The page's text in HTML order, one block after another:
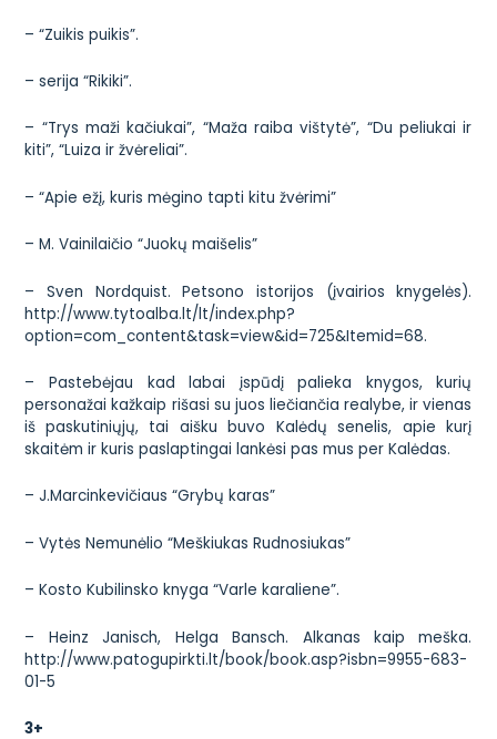
– “Zuikis puikis”.
– serija “Rikiki”.
– “Trys maži kačiukai”, “Maža raiba vištytė”, “Du peliukai ir
kiti”, “Luiza ir žvėreliai”.
– “Apie ežį, kuris mėgino tapti kitu žvėrimi”
– M. Vainilaičio “Juokų maišelis”
– Sven Nordquist. Petsono istorijos (įvairios knygelės).
http://www.tytoalba.lt/lt/index.php?
option=com_content&task=view&id=725&Itemid=68.
– Pastebėjau kad labai įspūdį palieka knygos, kurių
personažai kažkaip rišasi su juos liečiančia realybe, ir vienas
iš paskutiniųjų, tai aišku buvo Kalėdų senelis, apie kurį
skaitėm ir kuris paslaptingai lankėsi pas mus per Kalėdas.
– J.Marcinkevičiaus “Grybų karas”
– Vytės Nemunėlio “Meškiukas Rudnosiukas”
– Kosto Kubilinsko knyga “Varle karaliene”.
– Heinz Janisch, Helga Bansch. Alkanas kaip meška.
http://www.patogupirkti.lt/book/book.asp?isbn=9955-683-
01-5
3+